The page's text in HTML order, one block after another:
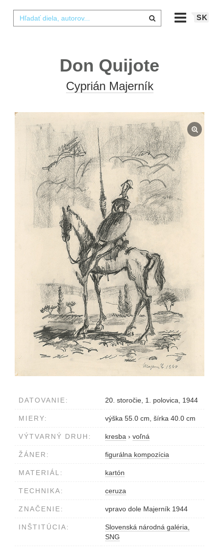
SK
Don Quijote
Cyprián Majerník
DATOVANIE: 20. storočie, 1. polovica, 1944
MIERY: výška 55.0 cm, šírka 40.0 cm
VÝTVARNÝ DRUH: kresba › voľná
ŽÁNER: figurálna kompozícia
MATERIÁL: kartón
TECHNIKA: ceruza
ZNAČENIE: vpravo dole Majerník 1944
INŠTITÚCIA:
Slovenská národná galéria,
SNG